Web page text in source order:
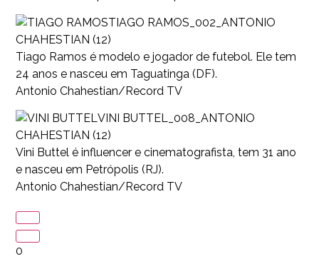
TIAGO RAMOS_002_ANTONIO
CHAHESTIAN (12)
Tiago Ramos é modelo e jogador de futebol. Ele tem
24 anos e nasceu em Taguatinga (DF).
Antonio Chahestian/Record TV
VINI BUTTEL_008_ANTONIO
CHAHESTIAN (12)
Vini Buttel é influencer e cinematografista, tem 31 ano
e nasceu em Petrópolis (RJ).
Antonio Chahestian/Record TV
0